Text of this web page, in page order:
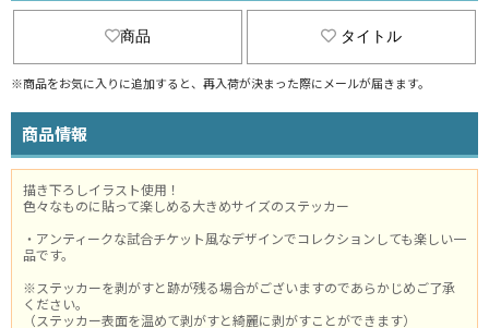
商品 タイトル
※商品をお気に入りに追加すると、再入荷が決まった際にメールが届きます。
商品情報
描き下ろしイラスト使用！
色々なものに貼って楽しめる大きめサイズのステッカー
・アンティークな試合チケット風なデザインでコレクションしても楽しい一
品です。
※ステッカーを剥がすと跡が残る場合がございますのであらかじめご了承
ください。
（ステッカー表面を温めて剥がすと綺麗に剥がすことができます）